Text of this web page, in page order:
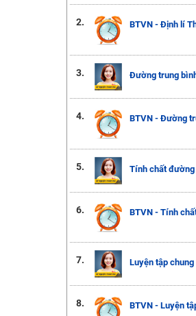
2. BTVN - Định lí
3. Đường trung
4. BTVN - Đường
5. Tính chất đường
6. BTVN - Tính
7. Luyện tập chung
8. BTVN - Luyện